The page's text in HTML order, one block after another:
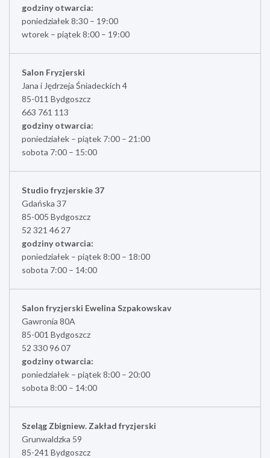
godziny otwarcia:
poniedziałek 8:30 – 19:00
wtorek – piątek 8:00 – 19:00
Salon Fryzjerski
Jana i Jędrzeja Śniadeckich 4
85-011 Bydgoszcz
663 761 113
godziny otwarcia:
poniedziałek – piątek 7:00 – 21:00
sobota 7:00 – 15:00
Studio fryzjerskie 37
Gdańska 37
85-005 Bydgoszcz
52 321 46 27
godziny otwarcia:
poniedziałek – piątek 8:00 – 18:00
sobota 7:00 – 14:00
Salon fryzjerski Ewelina Szpakowskav
Gawronia 80A
85-001 Bydgoszcz
52 330 96 07
godziny otwarcia:
poniedziałek – piątek 8:00 – 20:00
sobota 8:00 – 14:00
Szeląg Zbigniew. Zakład fryzjerski
Grunwaldzka 59
85-241 Bydgoszcz